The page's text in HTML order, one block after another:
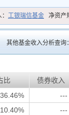
工银瑞信基金 净资产
其他基金收入分析查询：
比 债券收入
36.46% ---
10.40% ---